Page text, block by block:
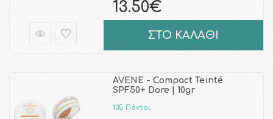
13.50€
ΣΤΟ ΚΑΛΑΘΙ
AVENE - Compact Teinté
SPF50+ Dore | 10gr
135 Πόντοι